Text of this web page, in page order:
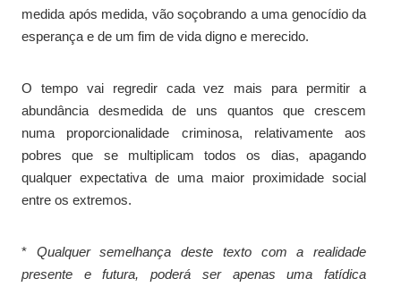
medida após medida, vão soçobrando a uma genocídio da
esperança e de um fim de vida digno e merecido.
O tempo vai regredir cada vez mais para permitir a
abundância desmedida de uns quantos que crescem
numa proporcionalidade criminosa, relativamente aos
pobres que se multiplicam todos os dias, apagando
qualquer expectativa de uma maior proximidade social
entre os extremos.
* Qualquer semelhança deste texto com a realidade
presente e futura, poderá ser apenas uma fatídica